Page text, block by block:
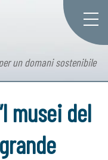
un domani sostenibile
musei del